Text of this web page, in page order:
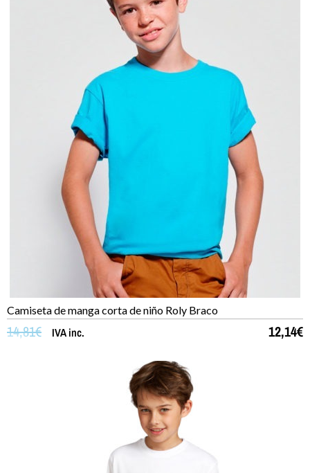
Camiseta de manga corta de niño Roly Braco
14,81€ 12,14€
IVA inc.